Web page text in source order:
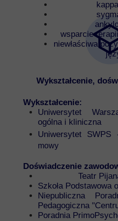
wsparcie
niewłaściwa
Wykształcenie:
Uniwersytet
ogólna i kliniczna
Uniwersytet SWPS
mowy
Doświadczenie
Teatr
Szkoła Podstawowa
Niepubliczna
Pedagogiczna
Poradnia
Wykształcenie,